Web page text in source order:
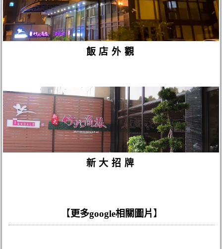
飯店外觀
新大招牌
【更多google相關圖片】